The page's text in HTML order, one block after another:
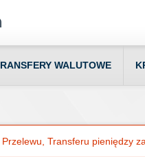
WALUTOWE
Transferu pieniędzy